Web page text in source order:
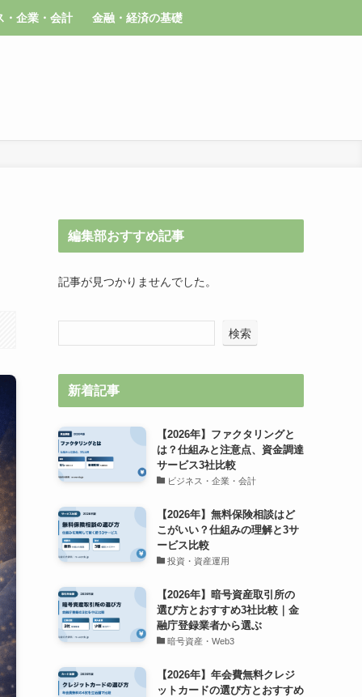
・企業・会計 金融・経済の基礎
編集部おすすめ記事
記事が見つかりませんでした。
検索
新着記事
【2026年】ファクタリングと
は？仕組みと注意点、資金調達
サービス3社比較
ビジネス・企業・会計
【2026年】無料保険相談はど
こがいい？仕組みの理解と3サ
ービス比較
投資・資産運用
【2026年】暗号資産取引所の
選び方とおすすめ3社比較｜金
融庁登録業者から選ぶ
暗号資産・Web3
【2026年】年会費無料クレジ
ットカードの選び方とおすすめ